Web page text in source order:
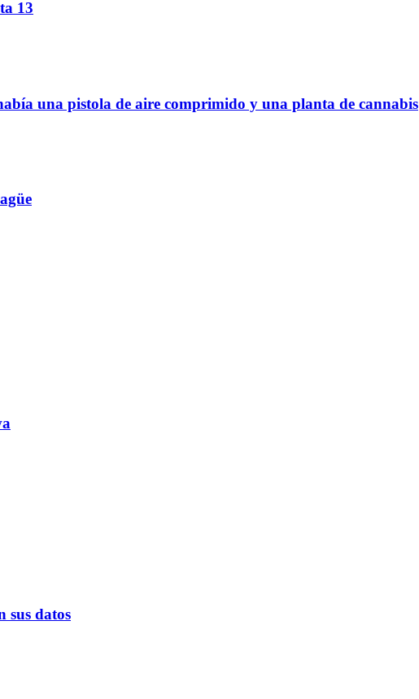
13
una pistola de aire comprimido y una planta de cannabis
sus datos